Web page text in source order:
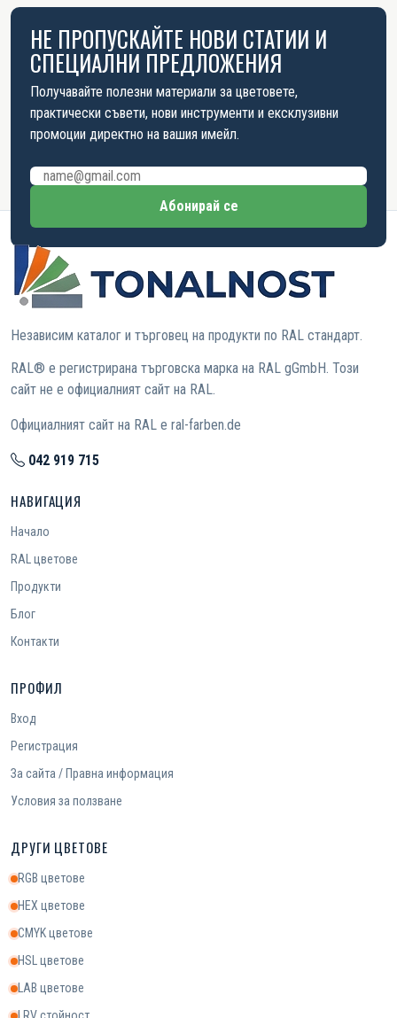
НЕ ПРОПУСКАЙТЕ НОВИ СТАТИИ И
СПЕЦИАЛНИ ПРЕДЛОЖЕНИЯ
Получавайте полезни материали за цветовете,
практически съвети, нови инструменти и ексклузивни
промоции директно на вашия имейл.
Имейл адрес
Абонирай се
Независим каталог и търговец на продукти по RAL стандарт.
RAL® е регистрирана търговска марка на RAL gGmbH. Този
сайт не е официалният сайт на RAL.
Официалният сайт на RAL е ral-farben.de
042 919 715
НАВИГАЦИЯ
Начало
RAL цветове
Продукти
Блог
Контакти
ПРОФИЛ
Вход
Регистрация
За сайта / Правна информация
Условия за ползване
ДРУГИ ЦВЕТОВЕ
RGB цветове
HEX цветове
CMYK цветове
HSL цветове
LAB цветове